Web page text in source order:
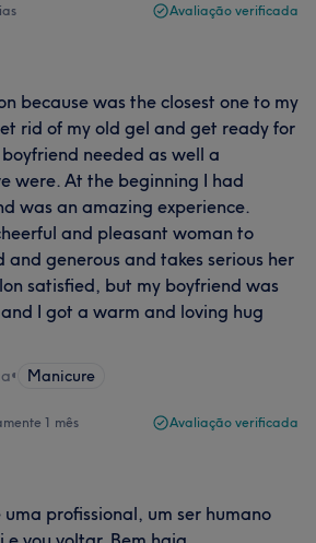
Avaliação verificada
because was the closest one to my
rid of my old gel and get ready for
needed as well a
were. At the beginning I had
was an amazing experience.
and pleasant woman to
and generous and takes serious her
satisfied, but my boyfriend was
I got a warm and loving hug
• Manicure
1 mês Avaliação verificada
profissional, um ser humano